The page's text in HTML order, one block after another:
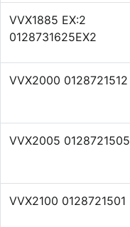
VVX1885 EX:2
0128731625EX2
VVX2000 0128721512
VVX2005 0128721505
VVX2100 0128721501